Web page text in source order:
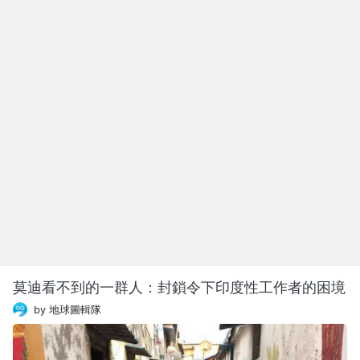
莫迪看不到的一群人：封鎖令下印度性工作者的困境
by 地球圖輯隊